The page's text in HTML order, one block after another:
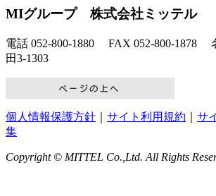
MIグループ 株式会社ミッテル
電話 052-800-1880 FAX 052-800-1878
田3-1303
個人情報保護方針 サイト利用規約 サ
集
Copyright © MITTEL Co.,Ltd. All Rights